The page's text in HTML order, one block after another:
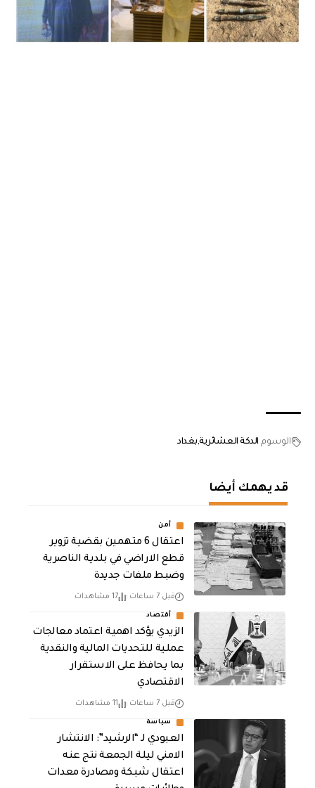
الوسوم الدكة العشائرية بغداد
قد يهمك أيضا
أمن
اعتقال 6 متهمين بقضية تزوير
قطع الاراضي في بلدية الناصرية
وضبط ملفات جديدة
قبل 7 ساعات 17 مشاهدات
أقتصاد
الزيدي يؤكد اهمية اعتماد معالجات
عملية للتحديات المالية والنقدية
بما يحافظ على الاستقرار
الاقتصادي
قبل 7 ساعات 11 مشاهدات
سياسة
العبودي لـ “الرشيد”: الانتشار
الامني ليلة الجمعة نتج عنه
اعتقال شبكة ومصادرة معدات